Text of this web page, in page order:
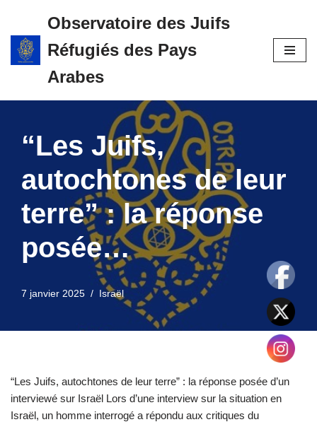
Aller
au
Observatoire des Juifs
Réfugiés des Pays
Arabes
“Les Juifs,
autochtones de leur
terre” : la réponse
posée…
7 janvier 2025 Israël
“Les Juifs, autochtones de leur terre” : la réponse posée d’un
interviewé sur Israël Lors d’une interview sur la situation en
Israël, un homme interrogé a répondu aux critiques du